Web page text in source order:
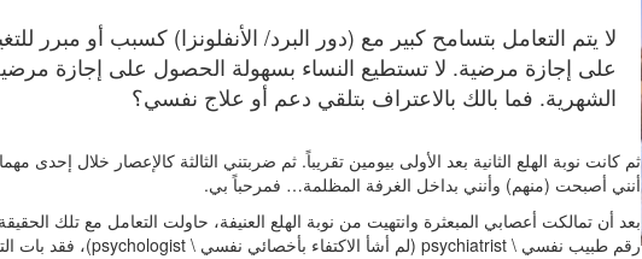
لا يتم التعامل بتسامح كبير مع (دور البرد/ الأنفلونزا) كسبب أو مبرر
على إجازة مرضية. لا تستطيع النساء بسهولة الحصول على إجازة
الشهرية. فما بالك بالاعتراف بتلقي دعم أو علاج نفسي؟
ثم كانت نوبة الهلع الثانية بعد الأولى بيومين تقريباً. ثم ضربتني الثالثة كالإعصار خلال
أنني أصبحت (منهم) وأنني بداخل الغرفة المظلمة… فمرحباً بي.
بعد أن تمالكت أعصابي المبعثرة وانتهيت من نوبة الهلع العنيفة، حاولت التعامل مع تلك
رقم طبيب نفسي \ psychiatrist (لم أشأ الاكتفاء بأخصائي نفسي \ psychologist)، فقد بات التدخل الدوائي ضرورة ملحة وعاجلة.